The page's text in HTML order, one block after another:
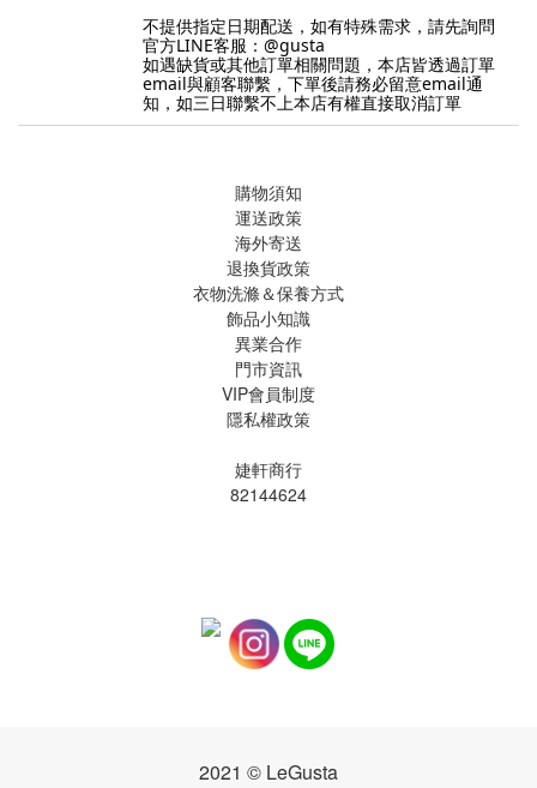
不提供指定日期配送，如有特殊需求，請先詢問
官方LINE客服：@gusta
如遇缺貨或其他訂單相關問題，本店皆透過訂單
email與顧客聯繫，下單後請務必留意email通
知，如三日聯繫不上本店有權直接取消訂單
購物須知
運送政策
海外寄送
退換貨政策
衣物洗滌＆保養方式
飾品小知識
異業合作
門市資訊
VIP會員制度
隱私權政策
婕軒商行
82144624
2021 © LeGusta